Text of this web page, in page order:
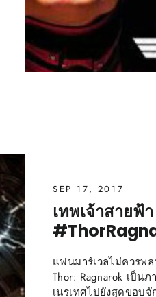
SEP 17, 2017
เทพเจ้าสายฟ้
แฟนมาร์เวลไม่ควรพ
Thor: Ragnarok เป็น
เนรเทศไปยังสุดขอบ